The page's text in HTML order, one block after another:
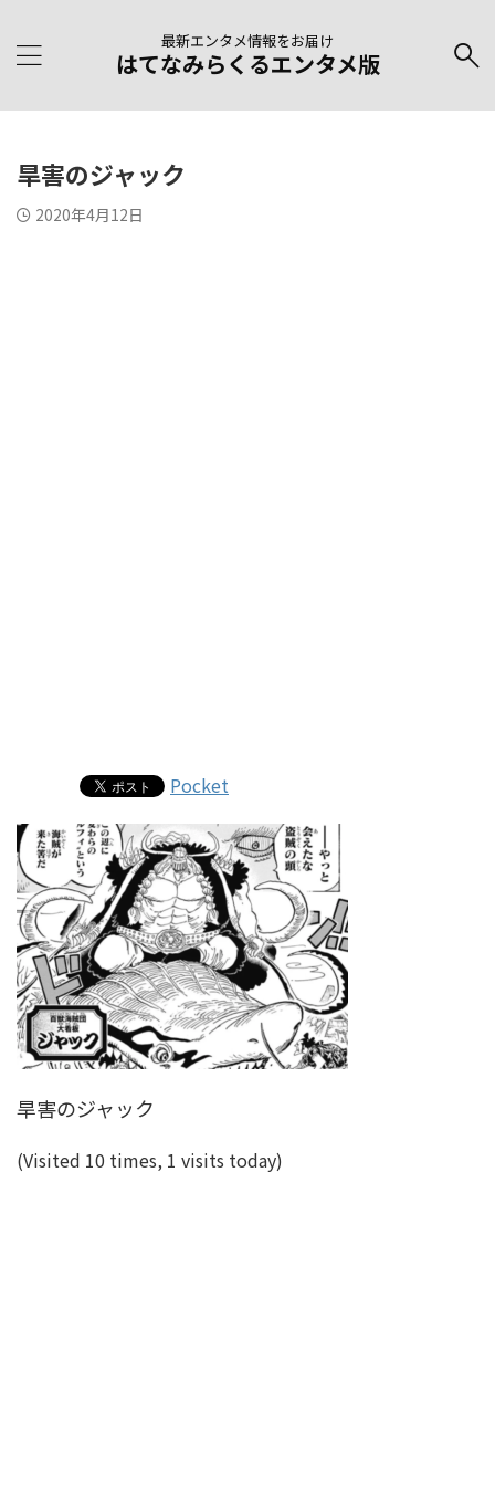
最新エンタメ情報をお届け
はてなみらくるエンタメ版
旱害のジャック
2020年4月12日
Pocket
旱害のジャック
(Visited 10 times, 1 visits today)